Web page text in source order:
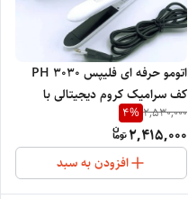
اتومو حرفه ای فلیپس PH 3030
کف سرامیک کروم دیجیتالی با
فارانتهایت با قابلیت کار کراتین
2,530,000
4%
2,415,000
افزودن به سبد